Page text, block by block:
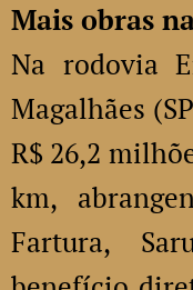
Mais obras
Na rodovia
Magalhães
R$ 26,2
km,
Fartura,